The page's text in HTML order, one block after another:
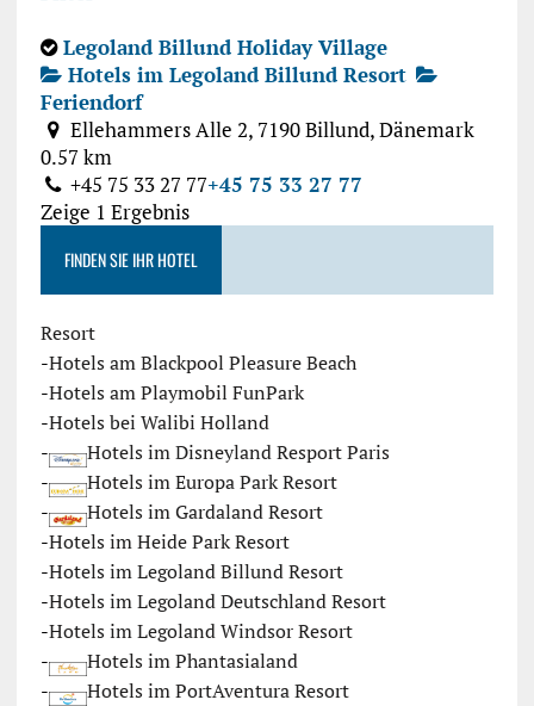
Legoland Billund Holiday Village
Hotels im Legoland Billund Resort
Feriendorf
Ellehammers Alle 2, 7190 Billund, Dänemark
0.57 km
+45 75 33 27 77+45 75 33 27 77
Zeige 1 Ergebnis
FINDEN SIE IHR HOTEL
Resort
-Hotels am Blackpool Pleasure Beach
-Hotels am Playmobil FunPark
-Hotels bei Walibi Holland
-
Hotels im Disneyland Resport Paris
-
Hotels im Europa Park Resort
-
Hotels im Gardaland Resort
-Hotels im Heide Park Resort
-Hotels im Legoland Billund Resort
-Hotels im Legoland Deutschland Resort
-Hotels im Legoland Windsor Resort
-
Hotels im Phantasialand
-
Hotels im PortAventura Resort